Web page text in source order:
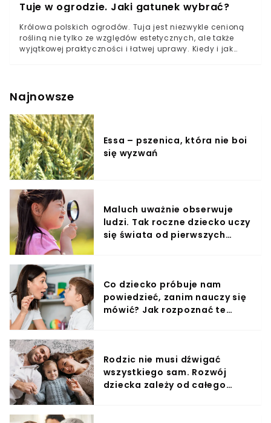
Tuje w ogrodzie. Jaki gatunek wybrać?
Królowa polskich ogrodów. Tuja jest niezwykle cenioną
rośliną nie tylko ze względów estetycznych, ale także
wyjątkowej praktyczności i łatwej uprawy. Kiedy i jak
Najnowsze
Essa – pszenica, która nie boi
się wyzwań
Maluch uważnie obserwuje
ludzi. Tak roczne dziecko uczy
się świata od pierwszych
Co dziecko próbuje nam
powiedzieć, zanim nauczy się
mówić? Jak rozpoznać te
Rodzic nie musi dźwigać
wszystkiego sam. Rozwój
dziecka zależy od całego